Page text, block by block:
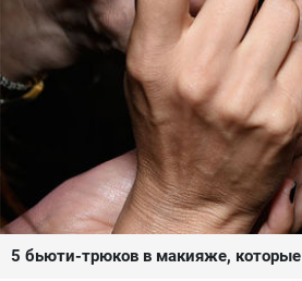
5 бьюти-трюков в макияже,